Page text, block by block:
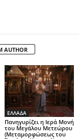
AUTHOR
ΕΛΛΑΔΑ
Πανηγυρίζει η Ιερά Μονή
του Μεγάλου Μετεώρου
(Μεταμορφώσεως του